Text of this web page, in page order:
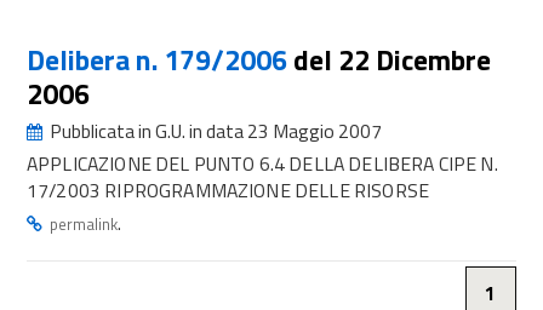
Delibera n. 179/2006del 22 Dicembre
2006
Pubblicata in G.U. in data 23 Maggio 2007
APPLICAZIONE DEL PUNTO 6.4 DELLA DELIBERA CIPE N.
17/2003 RIPROGRAMMAZIONE DELLE RISORSE
permalink.
1